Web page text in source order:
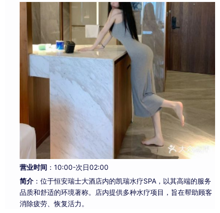
营业时间 ：10:00-次日02:00
简介 ：位于恒安瑞士大酒店内的凯瑞水疗SPA，以其高端的服务
品质和舒适的环境著称。店内提供多种水疗项目，旨在帮助顾客
消除疲劳、恢复活力。